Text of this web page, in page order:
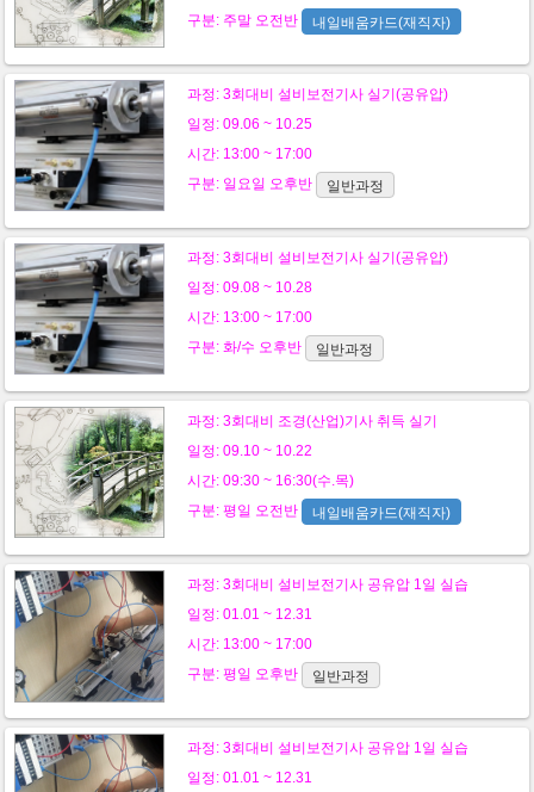
구분: 주말 오전반 내일배움카드(재직자)
과정: 3회대비 설비보전기사 실기(공유압)
일정: 09.06 ~ 10.25
시간: 13:00 ~ 17:00
구분: 일요일 오후반 일반과정
과정: 3회대비 설비보전기사 실기(공유압)
일정: 09.08 ~ 10.28
시간: 13:00 ~ 17:00
구분: 화/수 오후반 일반과정
과정: 3회대비 조경(산업)기사 취득 실기
일정: 09.10 ~ 10.22
시간: 09:30 ~ 16:30(수.목)
구분: 평일 오전반 내일배움카드(재직자)
과정: 3회대비 설비보전기사 공유압 1일 실습
일정: 01.01 ~ 12.31
시간: 13:00 ~ 17:00
구분: 평일 오후반 일반과정
과정: 3회대비 설비보전기사 공유압 1일 실습
일정: 01.01 ~ 12.31